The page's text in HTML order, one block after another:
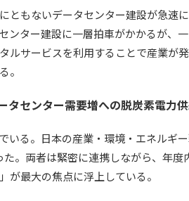
もないデータセンター建設が急速
ンター建設に一層拍車がかかるが、
ルサービスを利用することで産業が
。
センター需要増への脱炭素電力
いる。日本の産業・環境・エネルギ
。両者は緊密に連携しながら、年
が最大の焦点に浮上している。